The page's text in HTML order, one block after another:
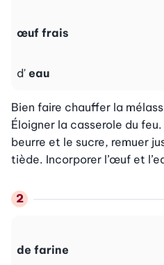
œuf frais
d' eau
Bien faire chauffer la
Éloigner la casserole du
beurre et le sucre, remuer
tiède. Incorporer l’œuf et
de farine